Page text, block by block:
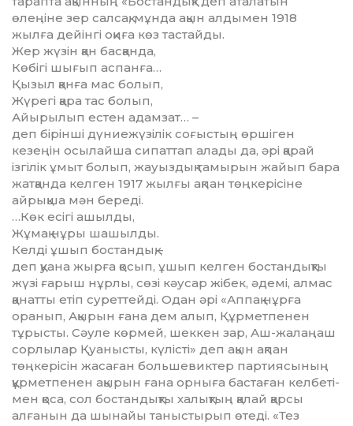
өлеңіне зер салсақ, мұнда ақын ал­­дымен 1918
жылға дейінгі оқиға көз тастайды.
Жер жүзін қан басқанда,
Көбігі шығып аспанға…
Қызыл қанға мас болып,
Жүрегі қара тас болып,
Айырылып естен адамзат… –
деп бірінші дүниежүзілік соғыстың өршіген
кезеңін осылайша сипаттап алады да, әрі қарай
ізгілік ұмыт болып, жауыздық тамырын жайып бара
жатқанда келген 1917 жылғы ақпан төңкерісіне
айрықша мән береді.
…Көк есігі ашылды,
Жұмақ нұры шашылды.
Келді ұшып бостандық,–
деп қуана жырға қосып, ұшып келген бос­тан­дықты
жүзі ғарыш нұрлы, сөзі кәусар жі­бек, әдемі, алмас
қанатты етіп суреттейді. Одан әрі «Аппақ нұрға
оранып, Ақырын ғана дем алып, Құрметпенен
тұрысты. Сәуле көр­мей, шек­кен зар, Аш-жалаңаш
сорлылар Қуа­ныс­ты, күлісті» деп ақын ақпан
төңкерісін жаса­ған большевиктер партиясының
құрмет­пенен ақырын ғана орныға бастаған келбе­ті­
мен қоса, сол бостандықты халықтың қалай қар­сы
алғанын да шынайы таныстырып өтеді. «Тез